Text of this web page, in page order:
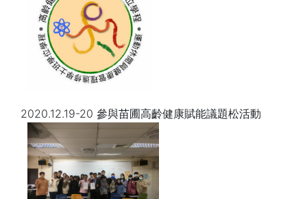
2020.12.19-20 參與苗圃高齡健康賦能議題松活動